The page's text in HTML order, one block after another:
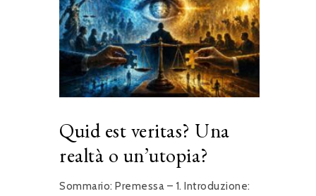
Quid est veritas? Una
realtà o un’utopia?
Sommario: Premessa – 1. Introduzione: